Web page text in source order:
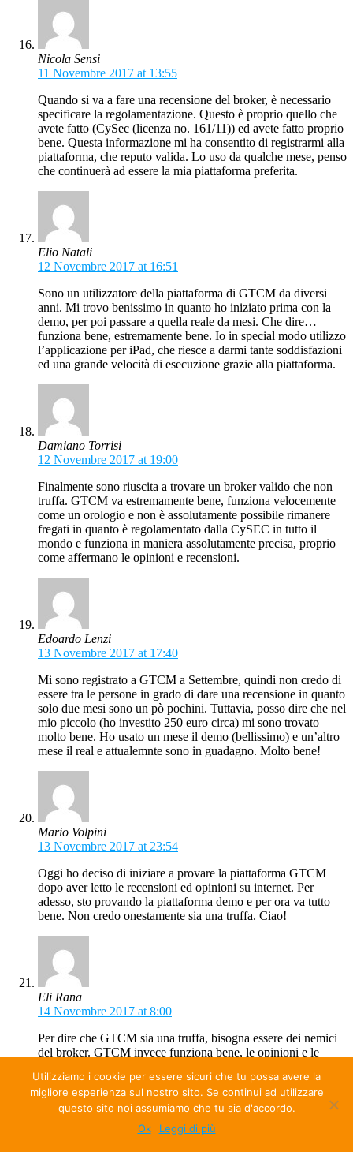
Nicola Sensi
11 Novembre 2017 at 13:55
Quando si va a fare una recensione del broker, è necessario
specificare la regolamentazione. Questo è proprio quello che
avete fatto (CySec (licenza no. 161/11)) ed avete fatto proprio
bene. Questa informazione mi ha consentito di registrarmi alla
piattaforma, che reputo valida. Lo uso da qualche mese, penso
che continuerà ad essere la mia piattaforma preferita.
Elio Natali
12 Novembre 2017 at 16:51
Sono un utilizzatore della piattaforma di GTCM da diversi
anni. Mi trovo benissimo in quanto ho iniziato prima con la
demo, per poi passare a quella reale da mesi. Che dire…
funziona bene, estremamente bene. Io in special modo utilizzo
l’applicazione per iPad, che riesce a darmi tante soddisfazioni
ed una grande velocità di esecuzione grazie alla piattaforma.
Damiano Torrisi
12 Novembre 2017 at 19:00
Finalmente sono riuscita a trovare un broker valido che non
truffa. GTCM va estremamente bene, funziona velocemente
come un orologio e non è assolutamente possibile rimanere
fregati in quanto è regolamentato dalla CySEC in tutto il
mondo e funziona in maniera assolutamente precisa, proprio
come affermano le opinioni e recensioni.
Edoardo Lenzi
13 Novembre 2017 at 17:40
Mi sono registrato a GTCM a Settembre, quindi non credo di
essere tra le persone in grado di dare una recensione in quanto
solo due mesi sono un pò pochini. Tuttavia, posso dire che nel
mio piccolo (ho investito 250 euro circa) mi sono trovato
molto bene. Ho usato un mese il demo (bellissimo) e un’altro
mese il real e attualemnte sono in guadagno. Molto bene!
Mario Volpini
13 Novembre 2017 at 23:54
Oggi ho deciso di iniziare a provare la piattaforma GTCM
dopo aver letto le recensioni ed opinioni su internet. Per
adesso, sto provando la piattaforma demo e per ora va tutto
bene. Non credo onestamente sia una truffa. Ciao!
Eli Rana
14 Novembre 2017 at 8:00
Per dire che GTCM sia una truffa, bisogna essere dei nemici
del broker. GTCM invece funziona bene, le opinioni e le
bene e mi ritengo fortunato di fare trading online su questa
piattaforma. Consiglio a tutti di provarla.
Utilizziamo i cookie per essere sicuri che tu possa avere la
migliore esperienza sul nostro sito. Se continui ad utilizzare
questo sito noi assumiamo che tu sia d'accordo.
Ok
Leggi di più